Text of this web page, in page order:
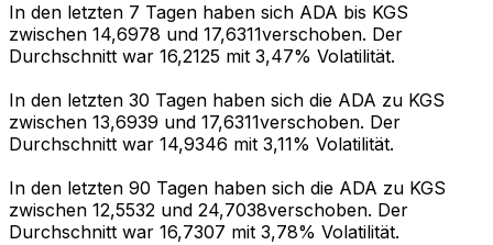
In den letzten 7 Tagen haben sich ADA bis KGS
zwischen 14,6978 und 17,6311verschoben. Der
Durchschnitt war 16,2125 mit 3,47% Volatilität.
In den letzten 30 Tagen haben sich die ADA zu KGS
zwischen 13,6939 und 17,6311verschoben. Der
Durchschnitt war 14,9346 mit 3,11% Volatilität.
In den letzten 90 Tagen haben sich die ADA zu KGS
zwischen 12,5532 und 24,7038verschoben. Der
Durchschnitt war 16,7307 mit 3,78% Volatilität.